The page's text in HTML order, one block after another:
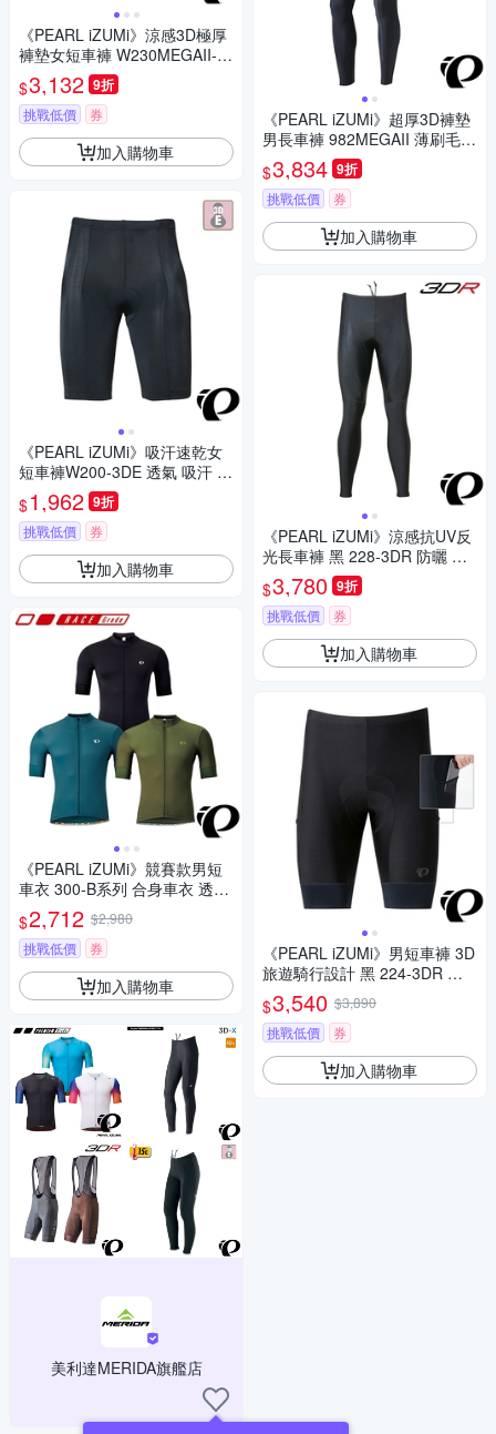
《PEARL iZUMi》涼感3D極厚
褲墊女短車褲 W230MEGAII-1
黑 抗UV Coldshade 日本製/初
學者/長途/自行車/運動
$3,132 9折
挑戰低價 券
加入購物車
《PEARL iZUMi》吸汗速乾女
短車褲W200-3DE 透氣 吸汗 日
本製 女車褲/單車/飛輪課/運動/
入門款
$1,962 9折
挑戰低價 券
加入購物車
《PEARL iZUMi》競賽款男短
車衣 300-B系列 合身車衣 透氣
吸汗 日本製/競賽款/自行車/運
動/車服
$2,712 $2,980
挑戰低價
券
加入購物車
美利達MERIDA旗艦店
《PEARL iZUMi》超厚3D褲墊
男長車褲 982MEGAII 薄刷毛/
保暖/吸汗/秋冬/入門款/單車/運
動/長途/日本製
$3,834 9折
挑戰低價 券
加入購物車
《PEARL iZUMi》涼感抗UV反
光長車褲 黑 228-3DR 防曬 日
本製 車褲/單車/運動/車服/競賽
$3,780 9折
挑戰低價 券
加入購物車
《PEARL iZUMi》男短車褲 3D
旅遊騎行設計 黑 224-3DR 防
曬 吸汗 透氣 日本製 單車褲 車
褲 競賽/運動
$3,540 $3,890
挑戰低價
券
加入購物車